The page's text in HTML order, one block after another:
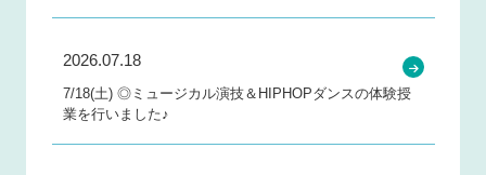
2026.07.18
7/18(土) ◎ミュージカル演技＆HIPHOPダンスの体験授
業を行いました♪